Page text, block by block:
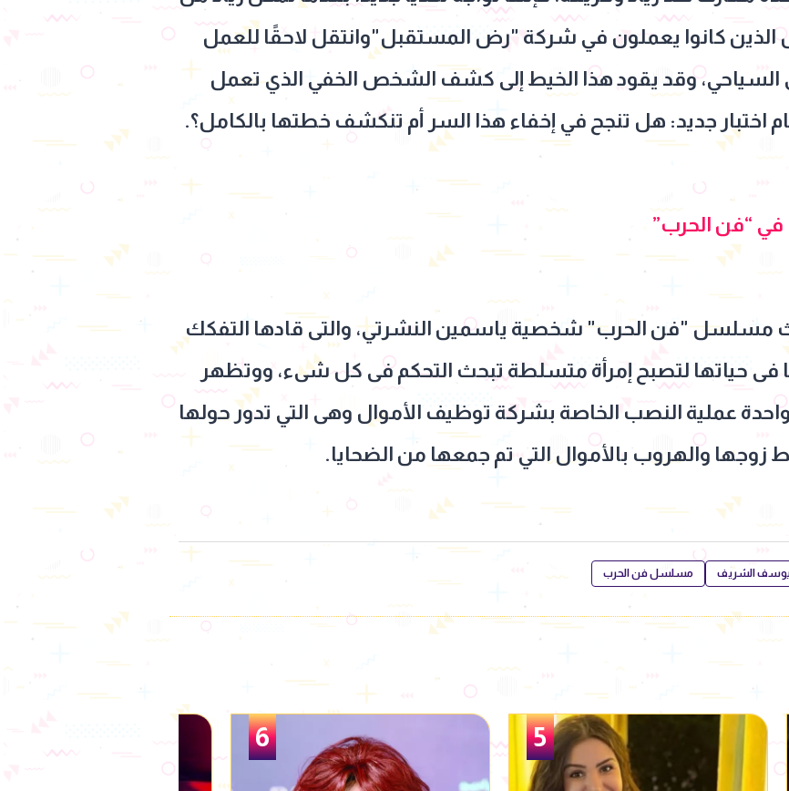
كانوا يعملون في شركة "رض المستقبل"وانتقل لاحقًا للعمل
وقد يقود هذا الخيط إلى كشف الشخص الخفي الذي تعمل
اختبار جديد: هل تنجح في إخفاء هذا السر أم تنكشف خطتها بالكامل؟.
“فن الحرب”
"فن الحرب" شخصية ياسمين النشرتي، والتى قادها التفكك
فى حياتها لتصبح إمرأة متسلطة تبحث التحكم فى كل شىء، ووتظهر
عملية النصب الخاصة بشركة توظيف الأموال وهى التي تدور حولها
زوجها والهروب بالأموال التي تم جمعها من الضحايا.
الشريف مسلسل فن الحرب
6
1